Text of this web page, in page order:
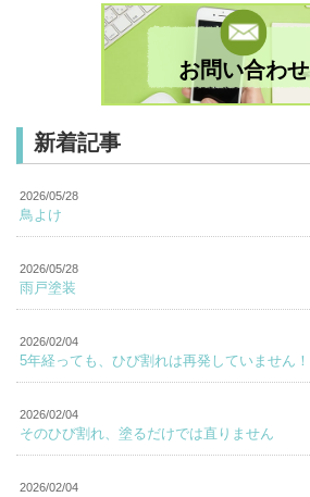
お問い合わせ
新着記事
2026/05/28
鳥よけ
2026/05/28
雨戸塗装
2026/02/04
5年経っても、ひび割れは再発していません！
2026/02/04
そのひび割れ、塗るだけでは直りません
2026/02/04